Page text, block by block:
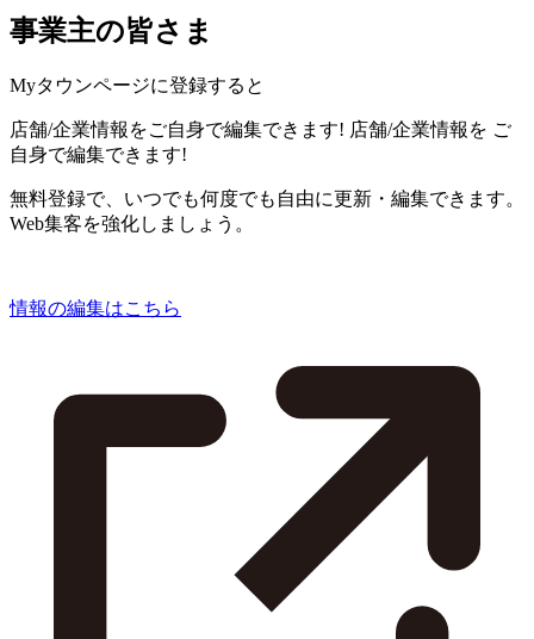
事業主の皆さま
Myタウンページに登録すると
店舗/企業情報をご自身で編集できます! 店舗/企業情報を ご
自身で編集できます!
無料登録で、いつでも何度でも自由に更新・編集できます。
Web集客を強化しましょう。
情報の編集はこちら